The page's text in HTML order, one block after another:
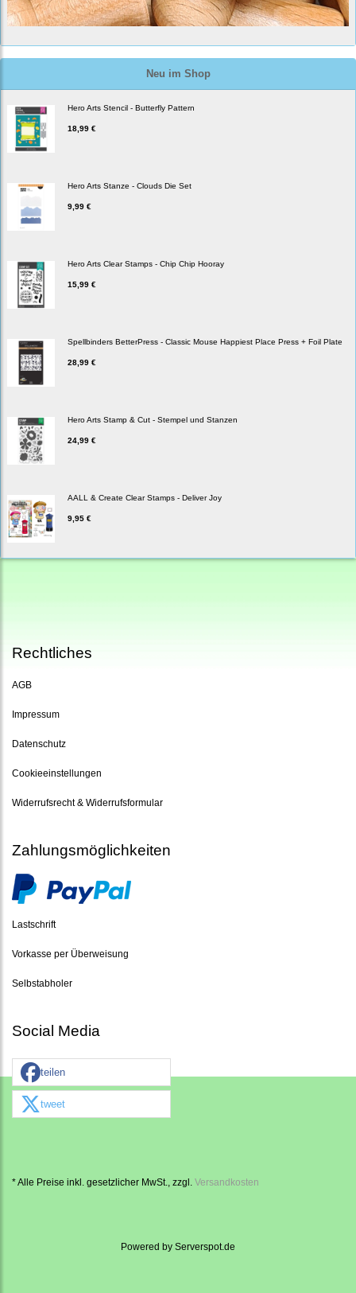
Neu im Shop
Hero Arts Stencil - Butterfly Pattern
18,99 €
Hero Arts Stanze - Clouds Die Set
9,99 €
Hero Arts Clear Stamps - Chip Chip Hooray
15,99 €
Spellbinders BetterPress - Classic Mouse Happiest Place Press + Foil Plate
28,99 €
Hero Arts Stamp & Cut - Stempel und Stanzen
24,99 €
AALL & Create Clear Stamps - Deliver Joy
9,95 €
Rechtliches
AGB
Impressum
Datenschutz
Cookieeinstellungen
Widerrufsrecht & Widerrufsformular
Zahlungsmöglichkeiten
Lastschrift
Vorkasse per Überweisung
Selbstabholer
Social Media
teilen
tweet
* Alle Preise inkl. gesetzlicher MwSt., zzgl. Versandkosten
Powered by Serverspot.de